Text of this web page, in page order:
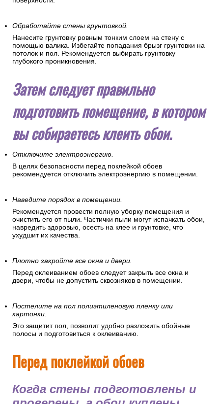
Шпаклевка сглаживает и выравнивает рабочую
поверхность. После шпатлевания произведите зачистку
поверхности наждачной бумагой или абразивной сеткой.
Чтобы убедиться в гладкости стены – проведите по ней
Нанесите грунтовку ровным тонким слоем на стену с
помощью валика. Избегайте попадания брызг грунтовки на
потолок и пол. Рекомендуется выбирать грунтовку
глубокого проникновения.
Затем следует правильно
подготовить помещение, в котором
вы собираетесь клеить обои.
Отключите электроэнергию.
Наведите порядок в помещении.
навредить здоровью, осесть на клее и грунтовке, что
ухудшит их качества.
Перед оклеиванием обоев следует закрыть все окна и
двери, чтобы не допустить сквозняков в помещении.
Постелите на пол полиэтиленовую пленку или
картонки.